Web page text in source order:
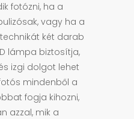
fotózni, ha a
vagy ha a
két darab
lámpa biztosítja,
izgi dolgot lehet
mindenből a
fogja kihozni,
azzal, mik a